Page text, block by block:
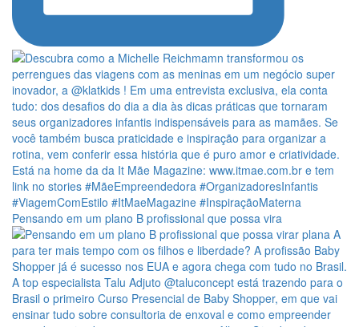
Pensando em um plano B profissional que possa vira